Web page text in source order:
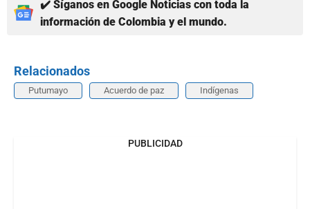
✔️ Síganos en Google Noticias con toda la
información de Colombia y el mundo.
Relacionados
Putumayo Acuerdo de paz Indígenas
PUBLICIDAD